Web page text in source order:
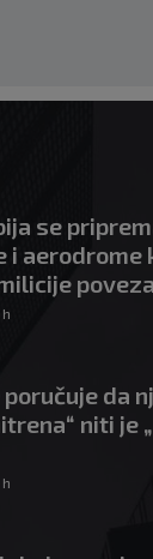
se
i aerodrome
da
niti je